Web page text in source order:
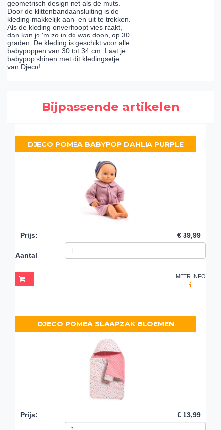
geometrisch design net als de muts.
Door de klittenbandaansluiting is de
kleding makkelijk aan- en uit te trekken.
Als de kleding onverhoopt vies raakt,
dan kan je 'm zo in de was doen, op 30
graden. De kleding is geschikt voor alle
babypoppen van 30 tot 34 cm. Laat je
babypop shinen met dit kledingsetje
van Djeco!
Bijpassende artikelen
DJECO POMEA BABYPOP DAHLIA PURPLE
Prijs: € 39,99
Aantal
MEER INFO
DJECO POMEA SLAAPZAK BLOEMEN
Prijs: € 13,99